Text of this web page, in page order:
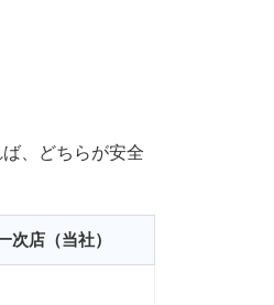
、どちらが安全
店（当社）